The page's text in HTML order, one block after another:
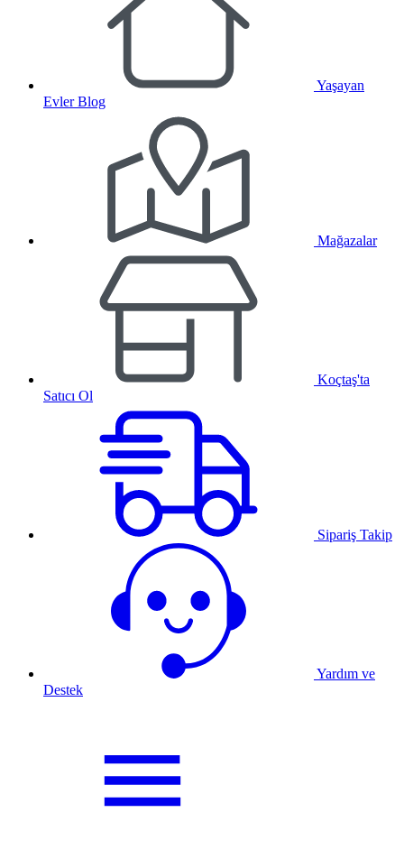
Yaşayan
Evler Blog
Mağazalar
Koçtaş'ta
Satıcı Ol
Sipariş Takip
Yardım ve
Destek